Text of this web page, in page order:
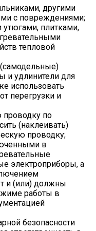
другими
с повреждениями;
утюгами, плитками,
тепловой
и удлинители для
использовать
перегрузки и
проводку по
(наклеивать)
проводку;
в
электроприборы, а
и (или) должны
работы в
безопасности